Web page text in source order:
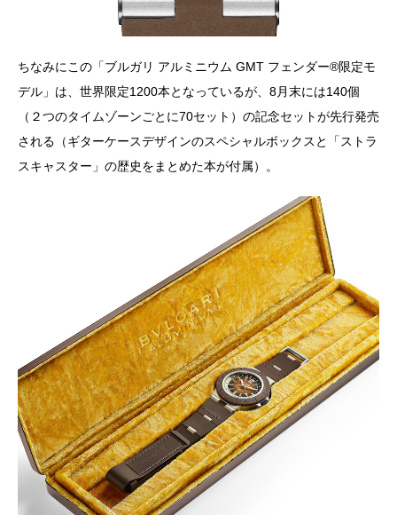
ちなみにこの「ブルガリ アルミニウム GMT フェンダー®️限定モ
デル」は、世界限定1200本となっているが、8月末には140個
（２つのタイムゾーンごとに70セット）の記念セットが先行発売
される（ギターケースデザインのスペシャルボックスと「ストラ
スキャスター」の歴史をまとめた本が付属）。